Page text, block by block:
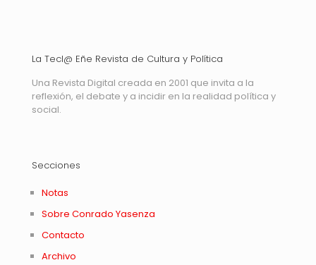
La Tecl@ Eñe Revista de Cultura y Política
Una Revista Digital creada en 2001 que invita a la
reflexión, el debate y a incidir en la realidad política y
social.
Secciones
Notas
Sobre Conrado Yasenza
Contacto
Archivo